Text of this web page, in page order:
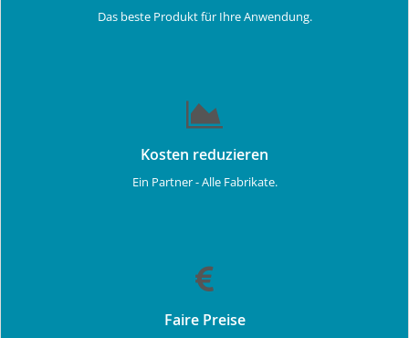
Das beste Produkt für Ihre Anwendung.
Kosten reduzieren
Ein Partner - Alle Fabrikate.
Faire Preise